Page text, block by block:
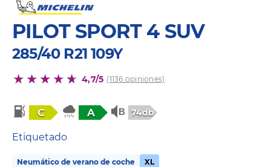
PILOT SPORT 4 SUV
285/40 R21 109Y
4,7/5 (1136 opiniones)
C A 74db
Etiquetado
Neumático de verano de coche XL